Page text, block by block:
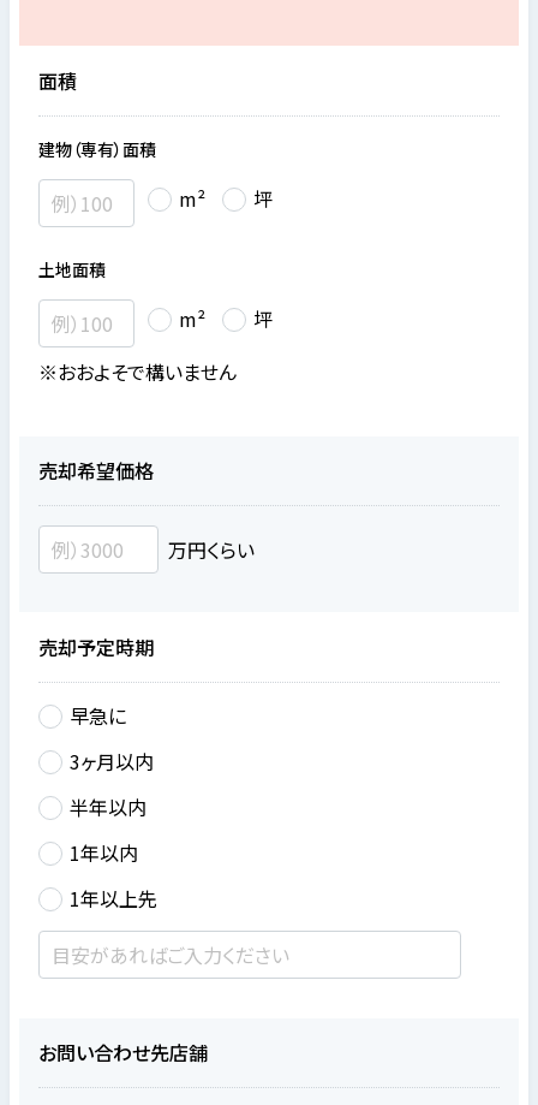
面積
建物（専有）面積
m² 坪
土地面積
m²
坪
※おおよそで構いません
売却希望価格
万円くらい
売却予定時期
早急に
3ヶ月以内
半年以内
1年以内
1年以上先
お問い合わせ先店舗